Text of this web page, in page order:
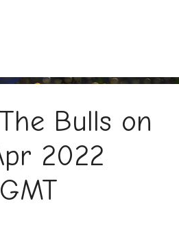
Bulls on
2022